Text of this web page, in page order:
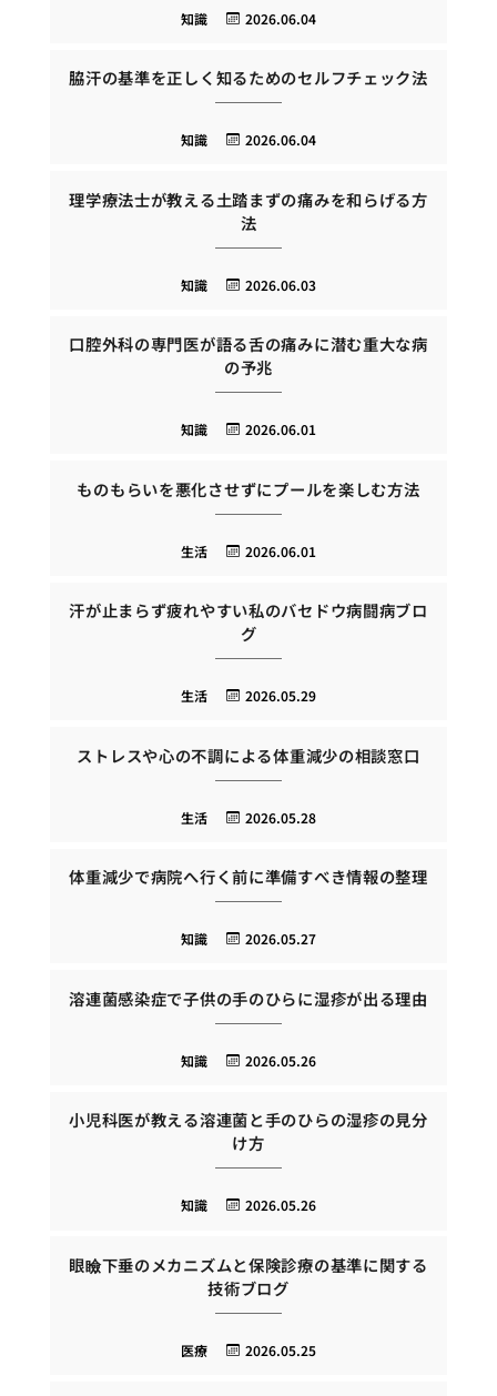
2026.06.04
知識
脇汗の基準を正しく知るためのセルフチェック法
2026.06.04
知識
理学療法士が教える土踏まずの痛みを和らげる方
法
2026.06.03
知識
口腔外科の専門医が語る舌の痛みに潜む重大な病
の予兆
2026.06.01
知識
ものもらいを悪化させずにプールを楽しむ方法
2026.06.01
生活
汗が止まらず疲れやすい私のバセドウ病闘病ブロ
グ
2026.05.29
生活
ストレスや心の不調による体重減少の相談窓口
2026.05.28
生活
体重減少で病院へ行く前に準備すべき情報の整理
2026.05.27
知識
溶連菌感染症で子供の手のひらに湿疹が出る理由
2026.05.26
知識
小児科医が教える溶連菌と手のひらの湿疹の見分
け方
2026.05.26
知識
眼瞼下垂のメカニズムと保険診療の基準に関する
技術ブログ
2026.05.25
医療